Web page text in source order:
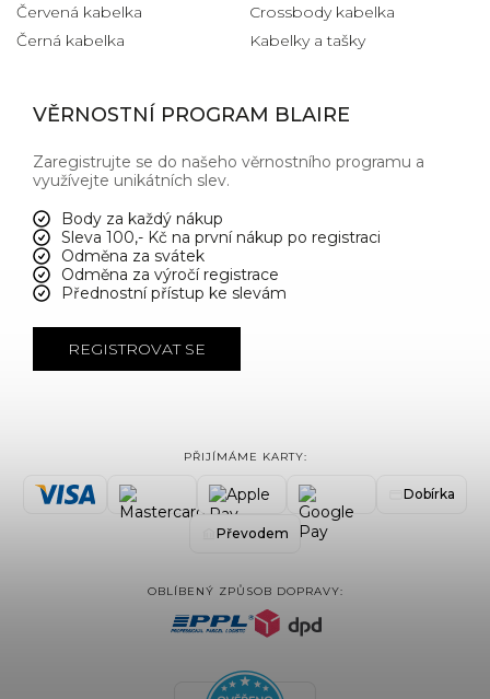
Červená kabelka
Černá kabelka
Crossbody kabelka
Kabelky a tašky
VĚRNOSTNÍ PROGRAM BLAIRE
Zaregistrujte se do našeho věrnostního programu a
využívejte unikátních slev.
Body za každý nákup
Sleva 100,- Kč na první nákup po registraci
Odměna za svátek
Odměna za výročí registrace
Přednostní přístup ke slevám
REGISTROVAT SE
PŘIJÍMÁME KARTY:
Dobírka
Převodem
OBLÍBENÝ ZPŮSOB DOPRAVY: